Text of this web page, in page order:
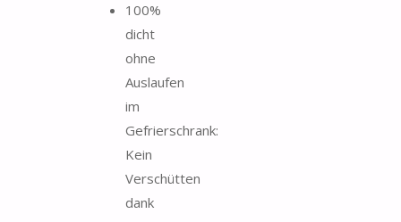
100%
dicht
ohne
Auslaufen
im
Gefrierschrank:
Kein
Verschütten
dank